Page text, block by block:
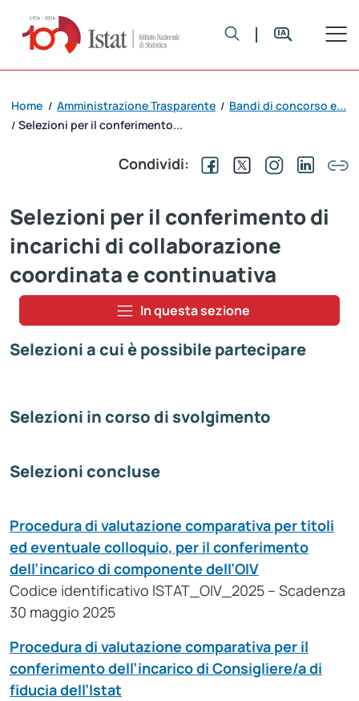
Home / Amministrazione Trasparente / Bandi di concorso e...
/ Selezioni per il conferimento...
Condividi:
Selezioni per il conferimento di
incarichi di collaborazione
coordinata e continuativa
In questa sezione
Selezioni a cui è possibile partecipare
Selezioni in corso di svolgimento
Selezioni concluse
Procedura di valutazione comparativa per titoli
ed eventuale colloquio, per il conferimento
dell’incarico di componente dell’OIV
Codice identificativo ISTAT_OIV_2025 – Scadenza
30 maggio 2025
Procedura di valutazione comparativa per il
conferimento dell’incarico di Consigliere/a di
fiducia dell’Istat